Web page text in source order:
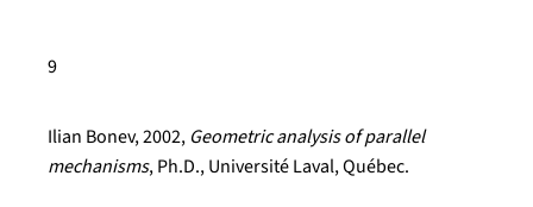
9
Ilian Bonev, 2002, Geometric analysis of parallel
mechanisms, Ph.D., Université Laval, Québec.